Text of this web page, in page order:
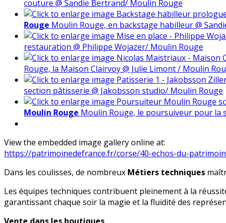
couture @ Sandie Bertrand/ Moulin Rouge
Rouge Moulin Rouge, en backstage habilleur @
restauration @ Philippe Wojazer/ Moulin Rouge
Rouge, la Maison Clairvoy @ Julie Limont / Moulin
section pâtisserie @ Jakobsson studio/ Moulin Rouge
Moulin Rouge Moulin Rouge, le poursuiveur pour la
View the embedded image gallery online at:
https://patrimoinedefrance.fr/corse/40-echos-du-
Dans les coulisses, de nombreux Métiers techniques
Les équipes techniques contribuent pleinement à la
garantissant chaque soir la magie et la fluidité des